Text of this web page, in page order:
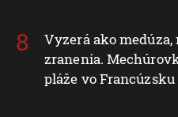
Vyzerá ako medúza,
zranenia.
pláže vo